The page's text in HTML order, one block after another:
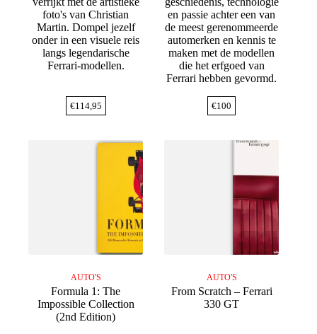
foto's van Christian
Martin. Dompel jezelf
onder in een visuele reis
langs legendarische
Ferrari-modellen.
€114,95
en passie achter een van
de meest gerenommeerde
automerken en kennis te
maken met de modellen
die het erfgoed van
Ferrari hebben gevormd.
€100
AUTO'S
Formula 1: The
Impossible Collection
(2nd Edition)
AUTO'S
From Scratch – Ferrari
330 GT